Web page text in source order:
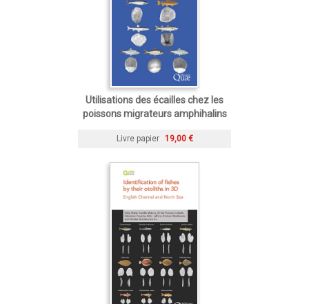
Utilisations des écailles chez les
poissons migrateurs amphihalins
Livre papier 19,00 €